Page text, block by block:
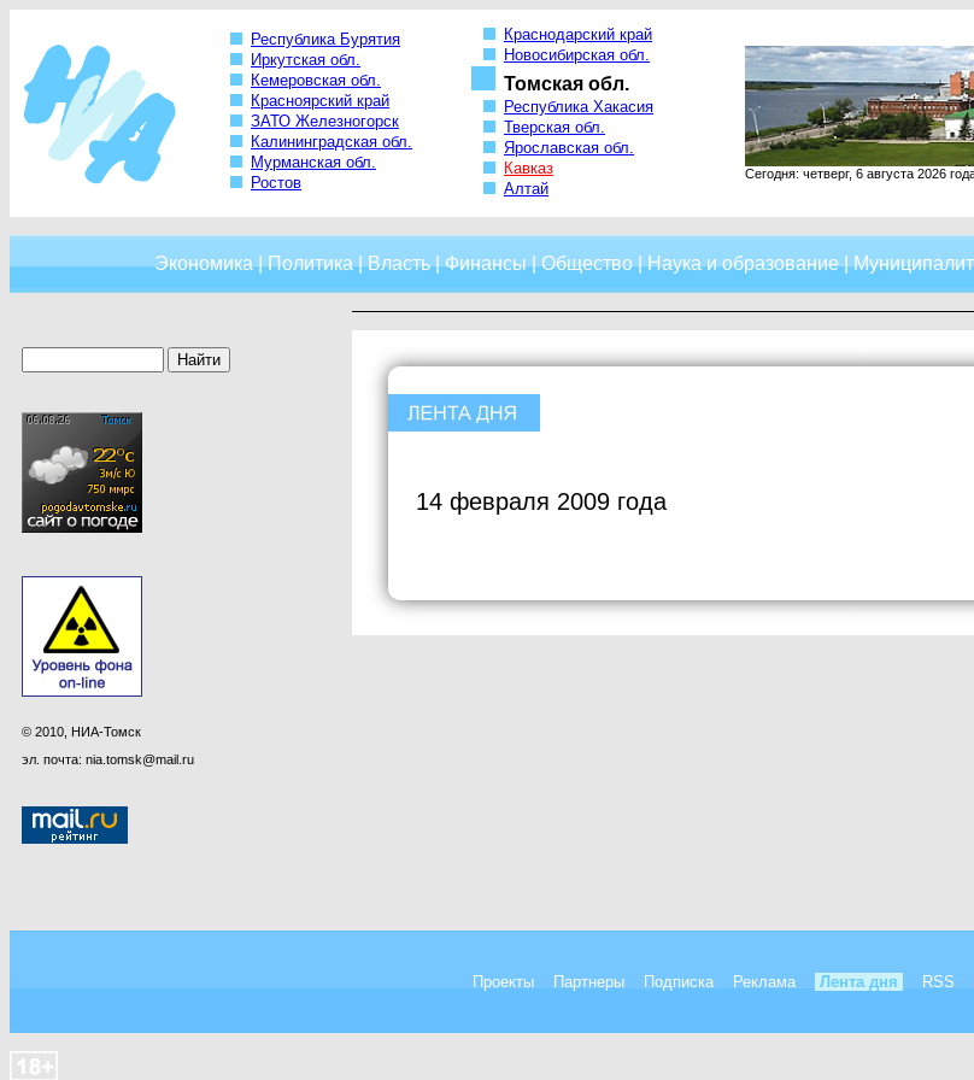
Республика Бурятия
Иркутская обл.
Кемеровская обл.
Красноярский край
ЗАТО Железногорск
Калининградская обл.
Мурманская обл.
Ростов
Краснодарский край
Новосибирская обл.
Томская обл.
Республика Хакасия
Тверская обл.
Ярославская обл.
Кавказ
Алтай
Сегодня: четверг, 6 августа 2026
Экономика|Политика|Власть|Финансы|Общество|Наука и образование|
© 2010, НИА-Томск
эл. почта: nia.tomsk@mail.ru
14 февраля 2009 года
Проекты Партнеры Подписка Реклама Лента дня RSS